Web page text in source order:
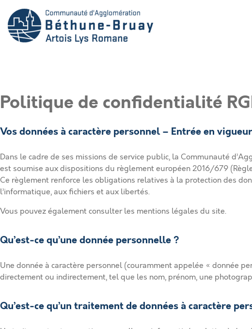
Politique de confidentialité
Vos données à caractère personnel – Entrée en
Dans le cadre de ses missions de service public, la Communauté
est soumise aux dispositions du règlement européen 2016/679
Ce règlement renforce les obligations relatives à la protection des
l’informatique, aux fichiers et aux libertés.
Vous pouvez également consulter les mentions légales du site.
Qu’est-ce qu’une donnée personnelle ?
Une donnée à caractère personnel (couramment appelée « donnée
directement ou indirectement, tel que les nom, prénom, une
Qu’est-ce qu’un traitement de données à caractère